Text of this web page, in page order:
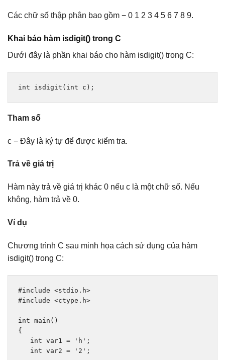
Các chữ số thập phân bao gồm − 0 1 2 3 4 5 6 7 8 9.
Khai báo hàm isdigit() trong C
Dưới đây là phần khai báo cho hàm isdigit() trong C:
int isdigit ( int c );
Tham số
c − Đây là ký tự để được kiểm tra.
Trả về giá trị
Hàm này trả về giá trị khác 0 nếu c là một chữ số. Nếu
không, hàm trả về 0.
Ví dụ
Chương trình C sau minh họa cách sử dụng của hàm
isdigit() trong C:
#include <stdio.h>
#include <ctype.h>
int main ()
{
int var1 = 'h' ;
int var2 = '2' ;